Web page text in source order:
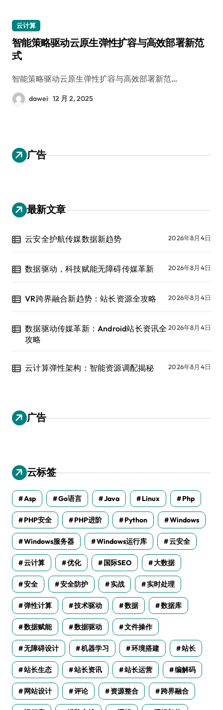
云计算
智能策略驱动云原生弹性扩容与高效部署新范
式
智能策略驱动云原生弹性扩容与高效部署新范…
dawei 12 月 2, 2025
广告
最新文章
云安全护航传媒数据新趋势 2026年8月4日
数据驱动，科技赋能无障碍传媒革新 2026年8月4日
VR跨界融合新趋势：站长资源全攻略 2026年8月4日
数据驱动传媒革新：Android站长资讯全
攻略
2026年8月4日
云计算弹性架构：智能资源调配揭秘 2026年8月4日
广告
云标签
Asp Go语言 Java Linux Php
PHP安全 PHP进阶 Python Windows
Windows服务器 Windows运行库 云安全
云计算 优化 国际SEO 大数据
安全 安全防护 实战 实时处理
弹性计算 技术驱动 数据 数据库
数据赋能 数据驱动 文件操作
无障碍设计 机器学习 环境搭建 站长
站长生态 站长资讯 站长运营 编解码
网站设计 评论 资源整合 跨界融合